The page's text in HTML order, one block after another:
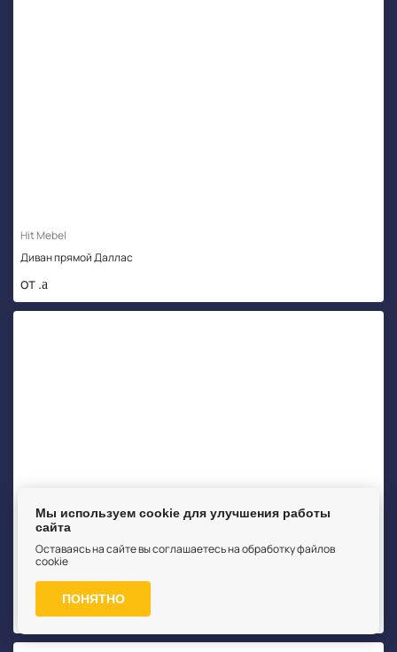
Hit Mebel
Диван прямой Даллас
от .
Hit Mebel
Диван прямой Калипсо 4
от .
Мы используем cookie для улучшения работы
сайта
Оставаясь на сайте вы соглашаетесь на обработку файлов
cookie
ПОНЯТНО